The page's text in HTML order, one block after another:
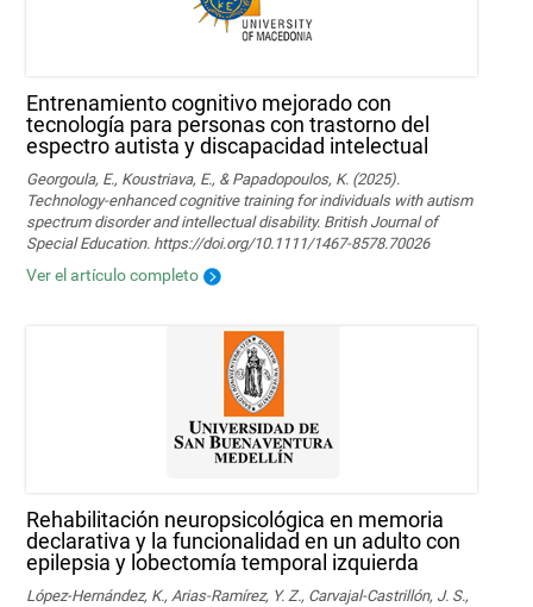
Entrenamiento cognitivo mejorado con
tecnología para personas con trastorno del
espectro autista y discapacidad intelectual
Georgoula, E., Koustriava, E., & Papadopoulos, K. (2025).
Technology‐enhanced cognitive training for individuals with autism
spectrum disorder and intellectual disability. British Journal of
Special Education. https://doi.org/10.1111/1467-8578.70026
Ver el artículo completo
Rehabilitación neuropsicológica en memoria
declarativa y la funcionalidad en un adulto con
epilepsia y lobectomía temporal izquierda
López-Hernández, K., Arias-Ramírez, Y. Z., Carvajal-Castrillón, J. S.,